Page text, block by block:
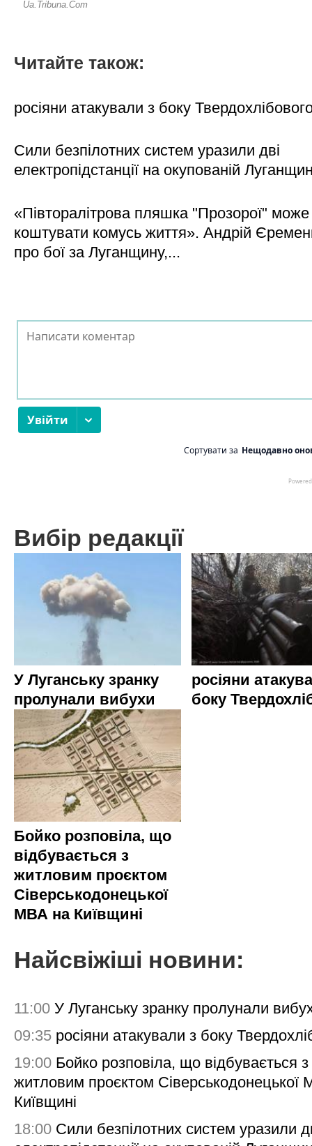
Читайте також:
росіяни атакували з боку
Сили безпілотних систем уразили дві
електропідстанції на окупованій
«Півторалітрова пляшка "Прозорої" може
коштувати комусь життя». Андрій
про бої за Луганщину,...
Вибір редакції
У Луганську зранку
пролунали вибухи
росіяни
боку
Бойко розповіла, що
відбувається з
житловим проєктом
Сіверськодонецької
МВА на Київщині
Найсвіжіші новини:
11:00 У Луганську зранку пролунали
09:35 росіяни атакували з боку
19:00 Бойко розповіла, що відбувається з
житловим проєктом Сіверськодонецької
Київщині
18:00 Сили безпілотних систем уразили